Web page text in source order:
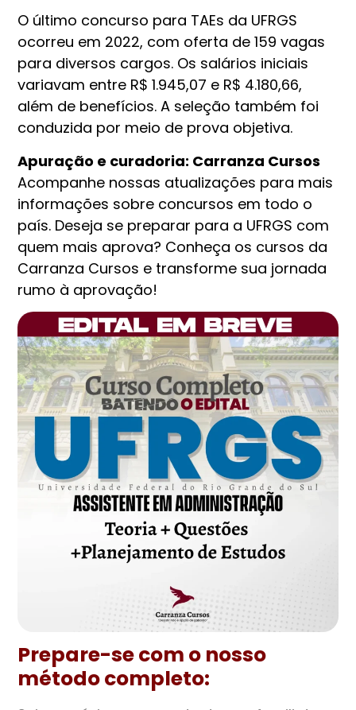
O último concurso para TAEs da UFRGS
ocorreu em 2022, com oferta de 159 vagas
para diversos cargos. Os salários iniciais
variavam entre R$ 1.945,07 e R$ 4.180,66,
além de benefícios. A seleção também foi
conduzida por meio de prova objetiva.
Apuração e curadoria: Carranza Cursos
Acompanhe nossas atualizações para mais
informações sobre concursos em todo o
país. Deseja se preparar para a UFRGS com
quem mais aprova? Conheça os cursos da
Carranza Cursos e transforme sua jornada
rumo à aprovação!
Prepare-se com o nosso
método completo: